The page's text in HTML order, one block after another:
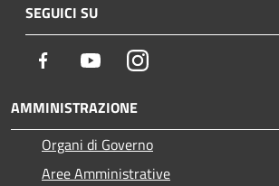
SEGUICI SU
Facebook YoutubeInstagram
AMMINISTRAZIONE
Organi di Governo
Aree Amministrative